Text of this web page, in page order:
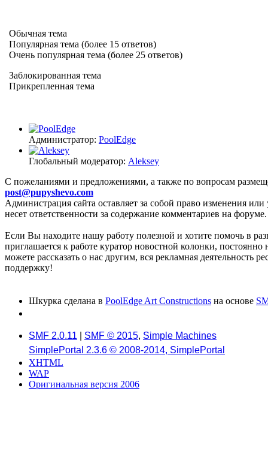
Обычная тема
Популярная тема (более 15 ответов)
Очень популярная тема (более 25 ответов)
Заблокированная тема
Прикрепленная тема
Администратор: PoolEdge
Глобальный модератор: Aleksey
C пожеланиями и предложениями, а также по вопросам
post@pupyshevo.com
Администрация сайта оставляет за собой право изменения
несет ответственности за содержание комментариев на форуме.
Если Вы находите нашу работу полезной и хотите помочь в
приглашается к работе куратор новостной колонки,
можете рассказать о нас другим, вся рекламная деятельность
поддержку!
Шкурка сделана в PoolEdge Art Constructions на основе
SMF 2.0.11 SMF © 2015, Simple Machines
SimplePortal 2.3.6 © 2008-2014, SimplePortal
XHTML
WAP
Оригинальная версия 2006